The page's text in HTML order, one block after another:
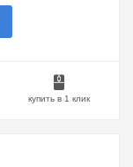
купить в 1 клик